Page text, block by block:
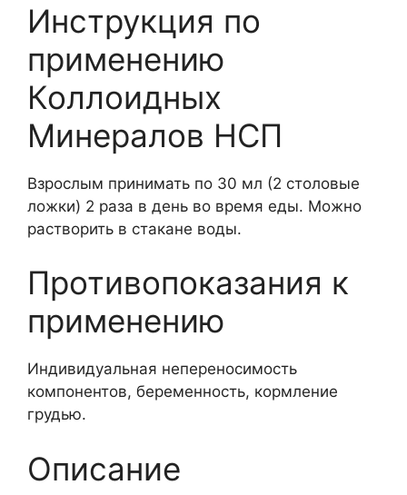
Инструкция по
применению
Коллоидных
Минералов НСП
Взрослым принимать по 30 мл (2 столовые
ложки) 2 раза в день во время еды. Можно
растворить в стакане воды.
Противопоказания к
применению
Индивидуальная непереносимость
компонентов, беременность, кормление
грудью.
Описание